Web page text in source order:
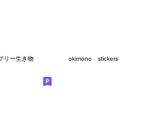
リー生き物 okimono stickers